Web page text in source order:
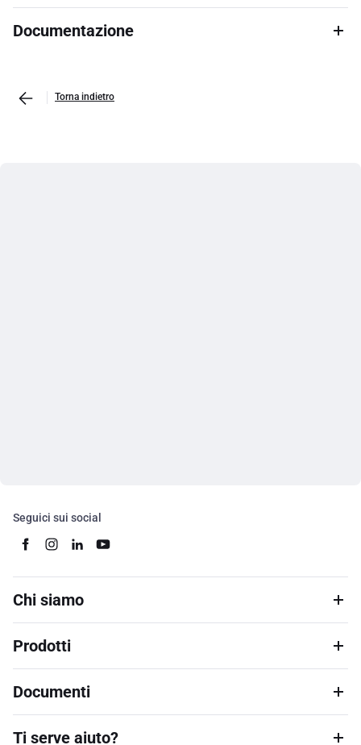
Documentazione
Torna indietro
Seguici sui social
Chi siamo
Prodotti
Documenti
Ti serve aiuto?